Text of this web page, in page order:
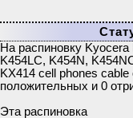
На распиновку Kyocera
K454LC, K454N,
KX414 cell phones cable
положительных и 0
Эта распиновка